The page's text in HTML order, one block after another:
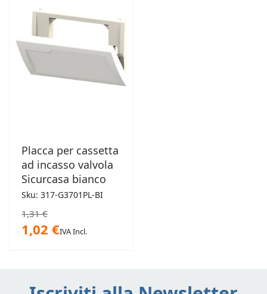
Placca per cassetta
ad incasso valvola
Sicurcasa bianco
Sku: 317-G3701PL-BI
1,31 €
1,02 €IVA Incl.